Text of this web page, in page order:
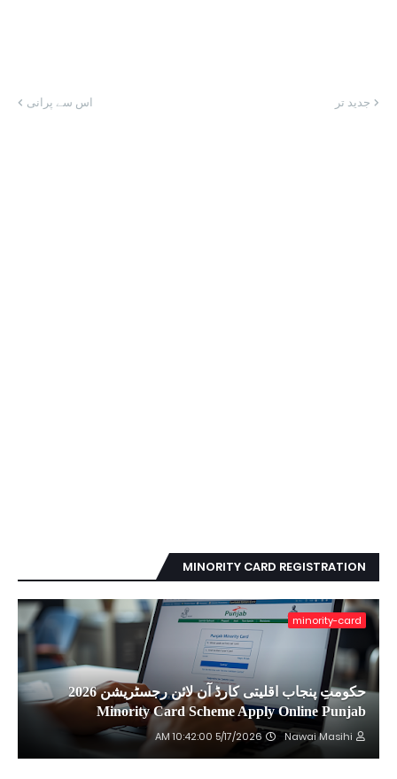
جدید تر اس سے پرانی
MINORITY CARD REGISTRATION
minority-card
حکومتِ پنجاب اقلیتی کارڈ آن لائن رجسٹریشن 2026
Minority Card Scheme Apply Online Punjab
Nawai Masihi
5/17/2026 10:42:00 AM